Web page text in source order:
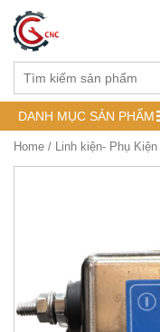
DANH MỤC SẢN PHẨM
Home / Linh kiện- Phụ Kiện